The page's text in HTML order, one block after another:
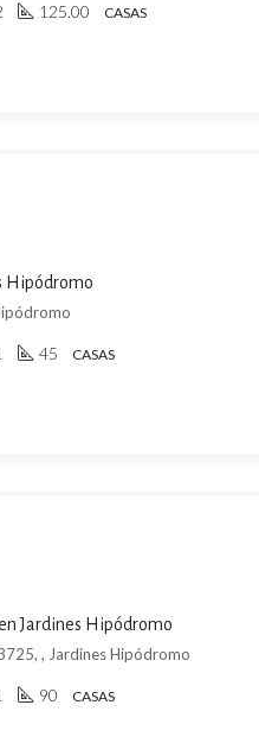
125.00 CASAS
Hipódromo
45 CASAS
Jardines Hipódromo
, Jardines Hipódromo
90 CASAS